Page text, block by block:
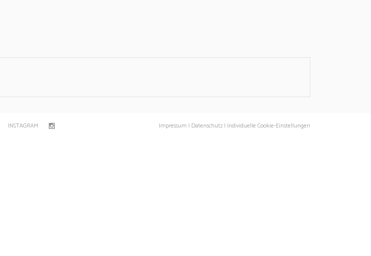
INSTAGRAM Impressum | Datenschutz | Individuelle Cookie-Einstellungen